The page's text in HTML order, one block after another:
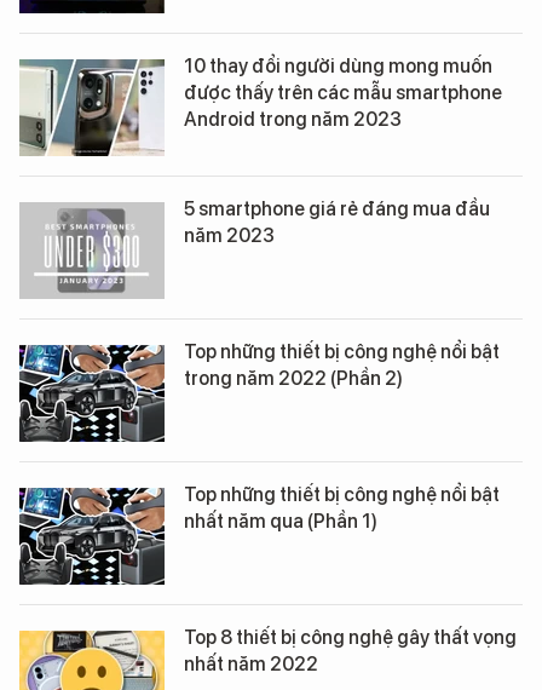
10 thay đổi người dùng mong muốn
được thấy trên các mẫu smartphone
Android trong năm 2023
5 smartphone giá rẻ đáng mua đầu
năm 2023
Top những thiết bị công nghệ nổi bật
trong năm 2022 (Phần 2)
Top những thiết bị công nghệ nổi bật
nhất năm qua (Phần 1)
Top 8 thiết bị công nghệ gây thất vọng
nhất năm 2022